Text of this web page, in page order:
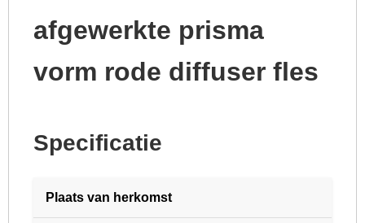
afgewerkte prisma
vorm rode diffuser fles
Specificatie
Plaats van herkomst